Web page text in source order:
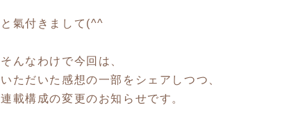
と氣付きまして(^^ゞ
そんなわけで今回は、
いただいた感想の一部をシェアしつつ、
連載構成の変更のお知らせです。